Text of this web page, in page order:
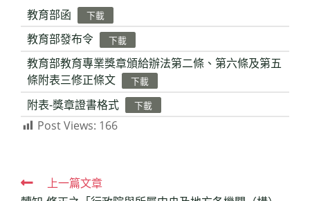
教育部函
下載
教育部發布令 下載
教育部教育專業獎章頒給辦法第二條、第六條及第五
條附表三修正條文
下載
附表-獎章證書格式 下載
Post Views: 166
Read上一篇文章